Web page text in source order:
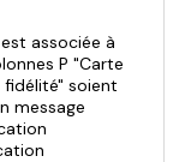
associée à
P "Carte
soient
message